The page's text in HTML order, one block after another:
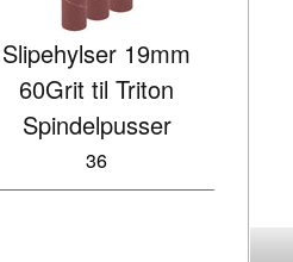
Slipehylser 19mm
60Grit til Triton
Spindelpusser
36